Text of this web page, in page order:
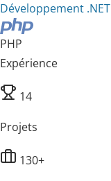
Développement .NET
PHP
Expérience
14
Projets
130+